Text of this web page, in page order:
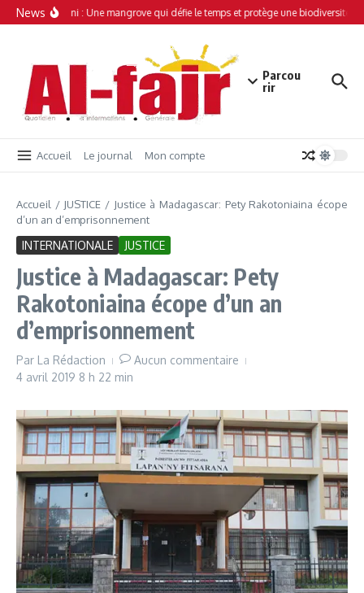
Aller au contenu
News
Simamboini : Une mangrove qui défie le temps et protège une biodiversité
Parcou
rir
Accueil Le journal Mon compte
Accueil / JUSTICE / Justice à Madagascar: Pety Rakotoniaina écope
d’un an d’emprisonnement
INTERNATIONALE JUSTICE
Justice à Madagascar: Pety
Rakotoniaina écope d’un an
d’emprisonnement
Par La Rédaction
Aucun commentaire
4 avril 2019 8 h 22 min